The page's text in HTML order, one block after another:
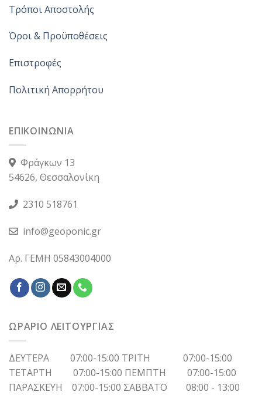
Τρόποι Αποστολής
Όροι & Προϋποθέσεις
Επιστροφές
Πολιτική Απορρήτου
ΕΠΙΚΟΙΝΩΝΙΑ
Φράγκων 13
54626, Θεσσαλονίκη
2310 518761
info@geoponic.gr
Αρ. ΓΕΜΗ 05843004000
ΩΡΑΡΙΟ ΛΕΙΤΟΥΡΓΙΑΣ
ΔΕΥΤΕΡΑ 07:00-15:00 ΤΡΙΤΗ 07:00-15:00
ΤΕΤΑΡΤΗ 07:00-15:00 ΠΕΜΠΤΗ 07:00-15:00
ΠΑΡΑΣΚΕΥΗ 07:00-15:00 ΣΑΒΒΑΤΟ 08:00 - 13:00